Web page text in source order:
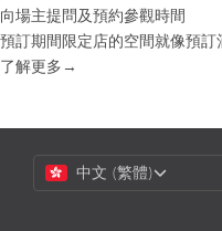
向場主提問及預約參觀時間
預訂期間限定店的空間就像預訂
了解更多→
Choose
Language
中文 (繁體)